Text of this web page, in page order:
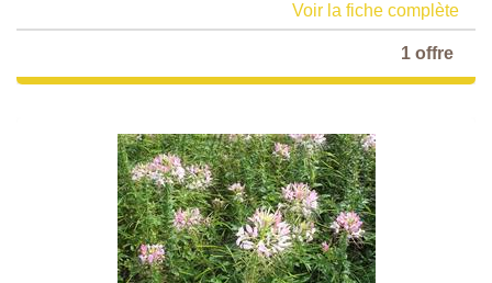
Voir la fiche complète
1 offre